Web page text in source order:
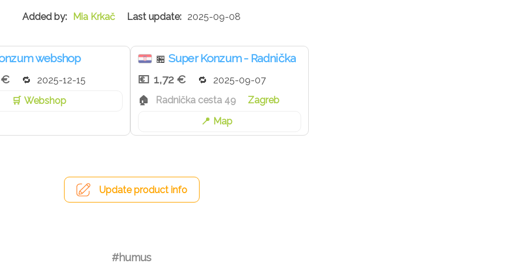
Mia Krkač 2025-09-08
webshop
€
2025-12-15
Webshop
🏪 Super Konzum - Radnička
1,72 €
2025-09-07
Radnička cesta 49
Zagreb
Map
Update product info
#humus